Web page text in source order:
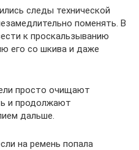
следы технической
поменять. В
к проскальзыванию
его со шкива и даже
просто очищают
и продолжают
дальше.
на ремень попала